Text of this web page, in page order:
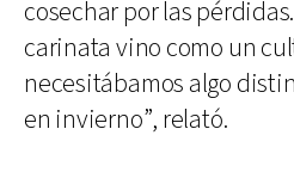
cosechar por las
carinata vino como un
necesitábamos algo
en invierno”, relató.